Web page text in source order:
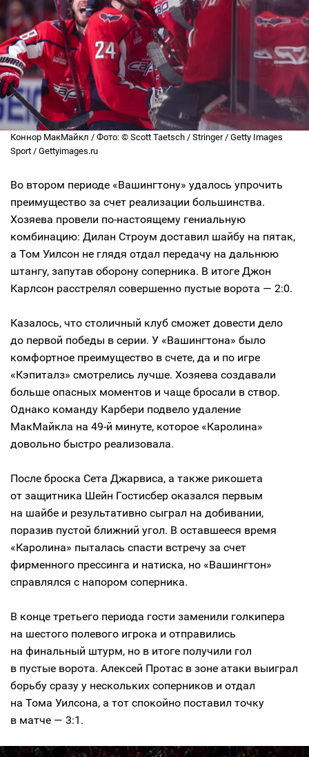
Коннор МакМайкл / Фото: © Scott Taetsch / Stringer / Getty Images
Sport / Gettyimages.ru
Во втором периоде «Вашингтону» удалось упрочить
преимущество за счет реализации большинства.
Хозяева провели по-настоящему гениальную
комбинацию: Дилан Строум доставил шайбу на пятак,
а Том Уилсон не глядя отдал передачу на дальнюю
штангу, запутав оборону соперника. В итоге Джон
Карлсон расстрелял совершенно пустые ворота — 2:0.
Казалось, что столичный клуб сможет довести дело
до первой победы в серии. У «Вашингтона» было
комфортное преимущество в счете, да и по игре
«Кэпиталз» смотрелись лучше. Хозяева создавали
больше опасных моментов и чаще бросали в створ.
Однако команду Карбери подвело удаление
МакМайкла на 49-й минуте, которое «Каролина»
довольно быстро реализовала.
После броска Сета Джарвиса, а также рикошета
от защитника Шейн Гостисбер оказался первым
на шайбе и результативно сыграл на добивании,
поразив пустой ближний угол. В оставшееся время
«Каролина» пыталась спасти встречу за счет
фирменного прессинга и натиска, но «Вашингтон»
справлялся с напором соперника.
В конце третьего периода гости заменили голкипера
на шестого полевого игрока и отправились
на финальный штурм, но в итоге получили гол
в пустые ворота. Алексей Протас в зоне атаки выиграл
борьбу сразу у нескольких соперников и отдал
на Тома Уилсона, а тот спокойно поставил точку
в матче — 3:1.